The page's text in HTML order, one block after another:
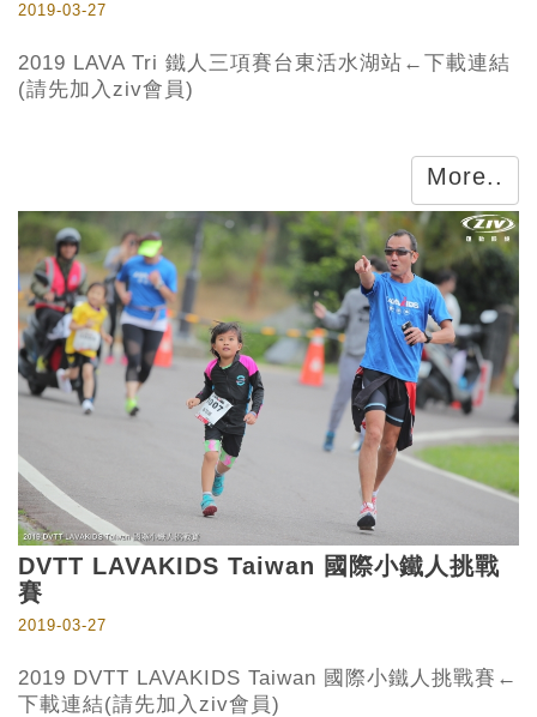
2019-03-27
2019 LAVA Tri 鐵人三項賽台東活水湖站←下載連結
(請先加入ziv會員)
More..
DVTT LAVAKIDS Taiwan 國際小鐵人挑戰
賽
2019-03-27
2019 DVTT LAVAKIDS Taiwan 國際小鐵人挑戰賽←
下載連結(請先加入ziv會員)